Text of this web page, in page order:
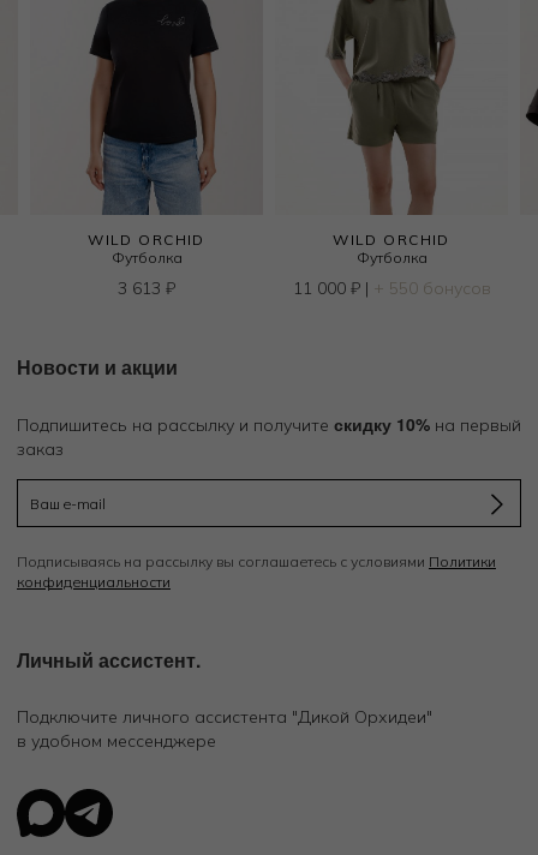
WILD ORCHID
Футболка
3 613 ₽
WILD ORCHID
Футболка
11 000 ₽| + 550 бонусов
Новости и акции
Подпишитесь на рассылку и получите скидку 10% на первый
заказ
Подписываясь на рассылку вы соглашаетесь с условиями Политики
конфиденциальности
Личный ассистент.
Подключите личного ассистента "Дикой Орхидеи"
в удобном мессенджере